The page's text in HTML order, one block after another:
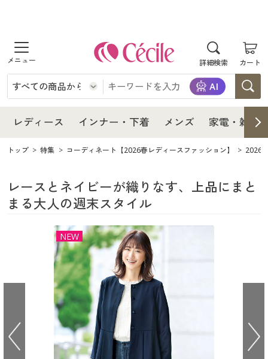
詳細検索 カート
商品を探す
レディース
レディースファッション
女性下着
インナー・下着
インナー・下着通販すべて
女性下着
ジュニア・ティーンズ下着
メンズ
メンズ通販すべて
メンズ下着
家電・雑貨
キッチン・雑貨・日用品
寝具・インテリア・家具
寝具・インテリア・家具通販すべて
家具・収納
寝具・ベッド
カーテン・ラグ・ファブリック
美容・健康
美容・健康通販すべて
美容・健康・サプリメント
制服・スクール
制服・スクールすべて
制服・学生服
大きいサイズ
大きいサイズ通販すべて
バーゲン
レディース インナー・下着 メンズ 家電・雑貨
レディース
レディース通販すべて
レディースファッション
インナー・下着
インナー・下着通販すべて
女性下着
ジュニア・ティーンズ下着
メンズ
メンズ通販すべて
メンズ下着
家電・雑貨
家電
キッチン・雑貨・日用品
寝具・インテリア・家具通販すべて
家具・収納
寝具・ベッド
カーテン・ラグ・ファブリック
美容・健康
美容・健康通販すべて
美容・健康・サプリメント
制服・スクール
制服・スクールすべて
制服・学生服
ジュニア・ティーンズ下着
大きいサイズ
大きいサイズ通販すべて
大きいサイズ レディース服
バーゲンセール
詳細検索
トップ 特集 コーディネート【2026春レディースファッション】 2026
レースとネイビーが織りなす、上品にまと
まる大人の週末スタイル
NEW